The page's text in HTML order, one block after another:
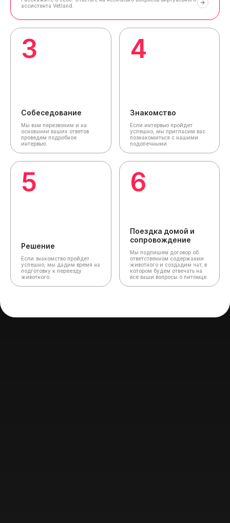
ассистента Vetland.
3
Собеседование
Мы вам перезвоним и на
основании ваших ответов
проведем подробное
интервью.
4
Знакомство
Если интервью пройдет
успешно, мы пригласим вас
познакомиться с нашими
подопечными.
5
Решение
Если знакомство пройдет
успешно, мы дадим время на
подготовку к переезду
животного.
6
Поездка домой и
сопровождение
Мы подпишем договор об
ответственном содержании
животного и создадим чат, в
котором будем отвечать на
все ваши вопросы о питомце.